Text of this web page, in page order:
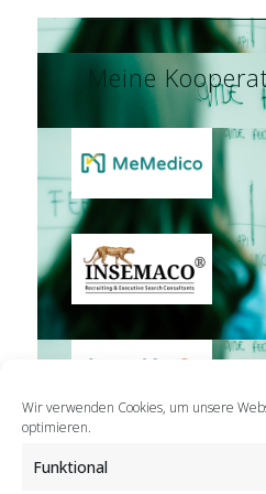
Wir verwenden Cookies, um unsere
optimieren.
Funktional
Meine